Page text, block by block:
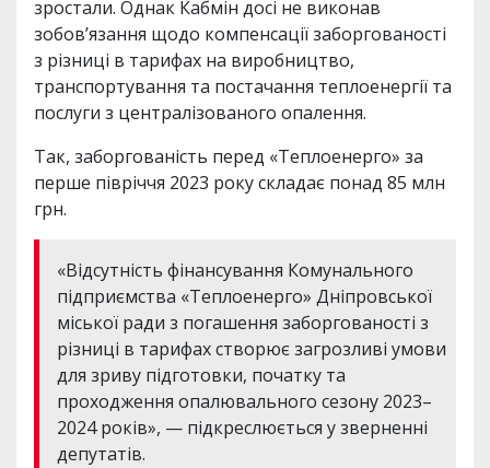
зростали. Однак Кабмін досі не виконав
зобов’язання щодо компенсації заборгованості
з різниці в тарифах на виробництво,
транспортування та постачання теплоенергії та
послуги з централізованого опалення.
Так, заборгованість перед «Теплоенерго» за
перше півріччя 2023 року складає понад 85 млн
грн.
«Відсутність фінансування Комунального
підприємства «Теплоенерго» Дніпровської
міської ради з погашення заборгованості з
різниці в тарифах створює загрозливі умови
для зриву підготовки, початку та
проходження опалювального сезону 2023–
2024 років», — підкреслюється у зверненні
депутатів.